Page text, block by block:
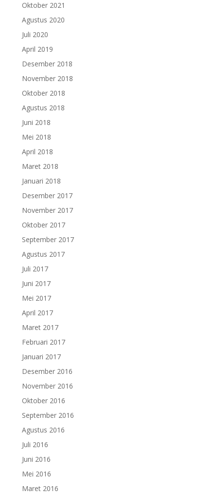
Oktober 2021
Agustus 2020
Juli 2020
April 2019
Desember 2018
November 2018
Oktober 2018
Agustus 2018
Juni 2018
Mei 2018
April 2018
Maret 2018
Januari 2018
Desember 2017
November 2017
Oktober 2017
September 2017
Agustus 2017
Juli 2017
Juni 2017
Mei 2017
April 2017
Maret 2017
Februari 2017
Januari 2017
Desember 2016
November 2016
Oktober 2016
September 2016
Agustus 2016
Juli 2016
Juni 2016
Mei 2016
Maret 2016